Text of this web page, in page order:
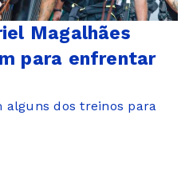
Magalhães
para enfrentar
alguns dos treinos para